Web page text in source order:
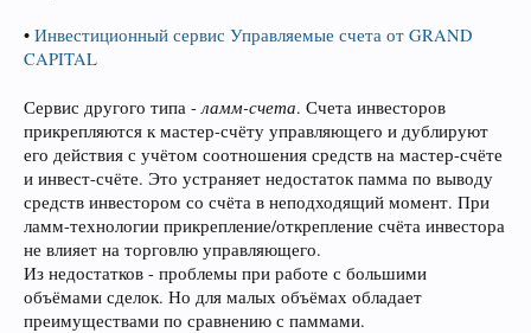
• Инвестиционный сервис Управляемые счета от GRAND
CAPITAL
Сервис другого типа - ламм-счета. Счета инвесторов
прикрепляются к мастер-счёту управляющего и дублируют
его действия с учётом соотношения средств на мастер-счёте
и инвест-счёте. Это устраняет недостаток памма по выводу
средств инвестором со счёта в неподходящий момент. При
ламм-технологии прикрепление/открепление счёта инвестора
не влияет на торговлю управляющего.
Из недостатков - проблемы при работе с большими
объёмами сделок. Но для малых объёмах обладает
преимуществами по сравнению с паммами.